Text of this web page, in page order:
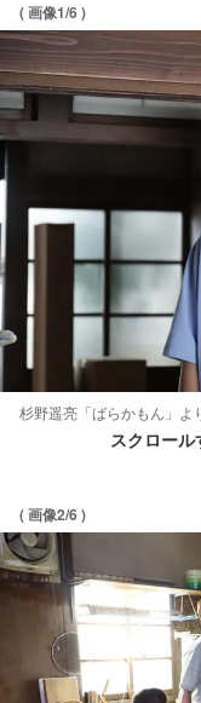
( 画像1/6 )
杉野遥亮「ばらかもん」よ
スクロー
( 画像2/6 )